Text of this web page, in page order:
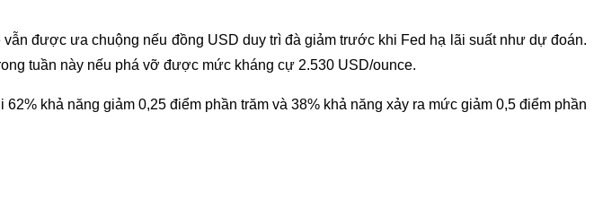
được ưa chuộng nếu đồng USD duy trì đà giảm trước khi Fed hạ lãi suất như dự đoán.
tuần này nếu phá vỡ được mức kháng cự 2.530 USD/ounce.
khả năng giảm 0,25 điểm phần trăm và 38% khả năng xảy ra mức giảm 0,5 điểm phần